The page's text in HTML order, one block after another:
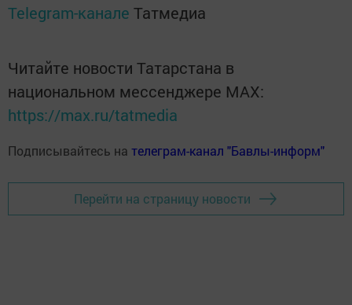
Telegram-канале Татмедиа
Читайте новости Татарстана в
национальном мессенджере MАХ:
https://max.ru/tatmedia
Подписывайтесь на телеграм-канал "Бавлы-информ"
Перейти на страницу новости